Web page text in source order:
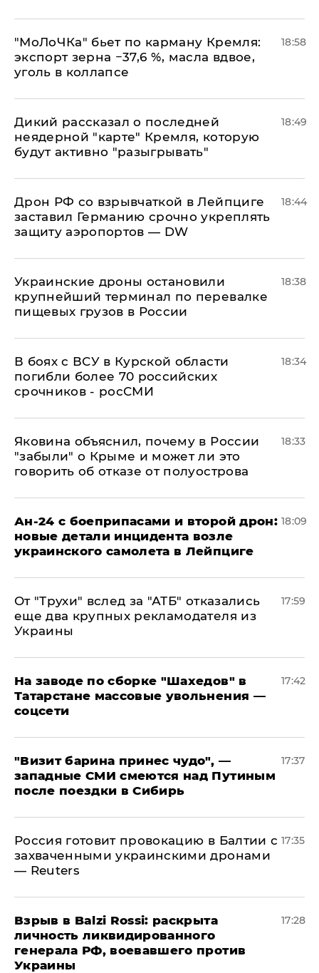
​"МоЛоЧКа" бьет по карману Кремля:
экспорт зерна −37,6 %, масла вдвое,
уголь в коллапсе
18:58
Дикий рассказал о последней
неядерной "карте" Кремля, которую
будут активно "разыгрывать"
18:49
​Дрон РФ со взрывчаткой в Лейпциге
заставил Германию срочно укреплять
защиту аэропортов — DW
18:44
Украинские дроны остановили
крупнейший терминал по перевалке
пищевых грузов в России
18:38
В боях с ВСУ в Курской области
погибли более 70 российских
срочников - росСМИ
18:34
Яковина объяснил, почему в России
"забыли" о Крыме и может ли это
говорить об отказе от полуострова
18:33
Ан-24 с боеприпасами и второй дрон:
новые детали инцидента возле
украинского самолета в Лейпциге
18:09
От "Трухи" вслед за "АТБ" отказались
еще два крупных рекламодателя из
Украины
17:59
На заводе по сборке "Шахедов" в
Татарстане массовые увольнения —
соцсети
17:42
"Визит барина принес чудо", —
западные СМИ смеются над Путиным
после поездки в Сибирь
17:37
​Россия готовит провокацию в Балтии с
захваченными украинскими дронами
— Reuters
17:35
​Взрыв в Balzi Rossi: раскрыта
личность ликвидированного
генерала РФ, воевавшего против
Украины
17:28